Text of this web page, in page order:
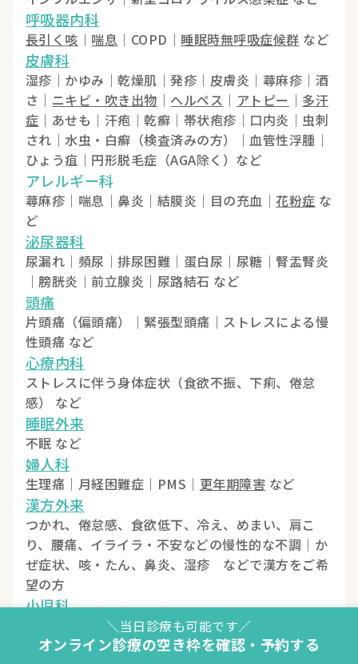
呼吸器内科
長引く咳 ｜ 喘息 ｜COPD｜ 睡眠時無呼吸症候群 など
皮膚科
湿疹｜かゆみ｜乾燥肌｜発疹｜皮膚炎｜蕁麻疹｜酒
さ｜ ニキビ・吹き出物 ｜ ヘルペス ｜ アトピー ｜ 多汗
症 ｜あせも｜汗疱｜乾癬｜帯状疱疹｜口内炎｜虫刺
され｜水虫・白癬（検査済みの方）｜血管性浮腫｜
ひょう疽｜円形脱毛症（AGA除く）など
アレルギー科
蕁麻疹｜喘息｜鼻炎｜結膜炎｜目の充血｜花粉症 な
ど
泌尿器科
尿漏れ｜頻尿｜排尿困難｜蛋白尿｜尿糖｜腎盂腎炎
｜膀胱炎｜前立腺炎｜尿路結石 など
頭痛
片頭痛（偏頭痛）｜緊張型頭痛｜ストレスによる慢
性頭痛 など
心療内科
ストレスに伴う身体症状（食欲不振、下痢、倦怠
感） など
睡眠外来
不眠 など
婦人科
生理痛｜月経困難症｜PMS｜ 更年期障害 など
漢方外来
つかれ、倦怠感、食欲低下、冷え、めまい、肩こ
り、腰痛、イライラ・不安などの慢性的な不調｜か
ぜ症状、咳・たん、鼻炎、湿疹 などで漢方をご希
望の方
小児科
風邪｜鼻炎｜便秘｜下痢｜発疹｜アトピー など
その他
＼当日診療も可能です／
オンライン診療の空き枠を確認・予約する